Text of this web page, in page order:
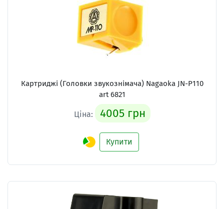
Картриджі (Головки звукознімача) Nagaoka JN-P110
art 6821
Ціна: 4005 грн
Купити